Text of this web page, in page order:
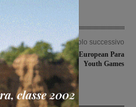
Articolo successivo
Un valdarnese per gli European Para
Youth Games